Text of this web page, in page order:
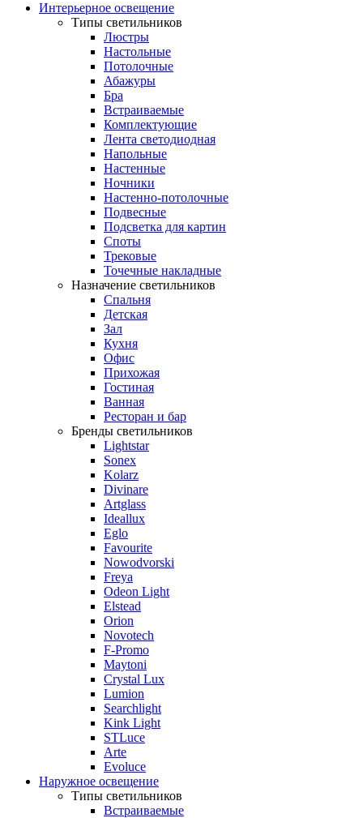
Интерьерное освещение
Типы светильников
Люстры
Настольные
Потолочные
Абажуры
Бра
Встраиваемые
Комплектующие
Лента светодиодная
Напольные
Настенные
Ночники
Настенно-потолочные
Подвесные
Подсветка для картин
Споты
Трековые
Точечные накладные
Назначение светильников
Спальня
Детская
Зал
Кухня
Офис
Прихожая
Гостиная
Ванная
Ресторан и бар
Бренды светильников
Lightstar
Sonex
Kolarz
Divinare
Artglass
Ideallux
Eglo
Favourite
Nowodvorski
Freya
Odeon Light
Elstead
Orion
Novotech
F-Promo
Maytoni
Crystal Lux
Lumion
Searchlight
Kink Light
STLuce
Arte
Evoluce
Наружное освещение
Типы светильников
Встраиваемые